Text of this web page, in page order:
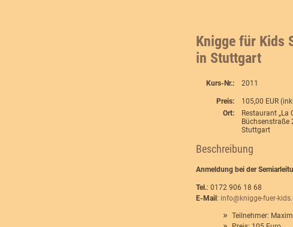
Knigge für Kids
in Stuttgart
Kurs-Nr.: 2011
Preis:
105,00 EUR
Ort:
Restaurant „La
Büchsenstraße
Stuttgart
Beschreibung
Anmeldung bei der
Tel.: 0172 906 18 68
E-Mail: info@knigge-fuer-
Teilnehmer: